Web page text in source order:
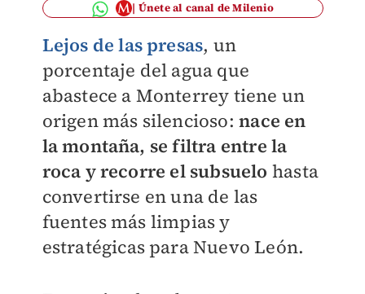
Únete al canal de Milenio
Lejos de las presas, un
porcentaje del agua que
abastece a Monterrey tiene un
origen más silencioso:nace en
la montaña, se filtra entre la
roca y recorre el subsuelo hasta
convertirse en una de las
fuentes más limpias y
estratégicas para Nuevo León.